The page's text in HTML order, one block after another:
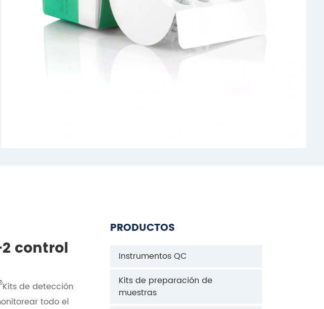
control
Kits de detección
todo el
PRODUCTOS
Instrumentos QC
Kits de preparación de
muestras